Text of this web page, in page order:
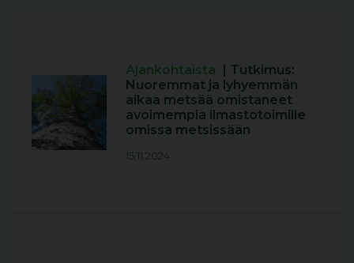
Ajankohtaista | Tutkimus:
Nuoremmat ja lyhyemmän
aikaa metsää omistaneet
avoimempia ilmastotoimille
omissa metsissään
15.11.2024